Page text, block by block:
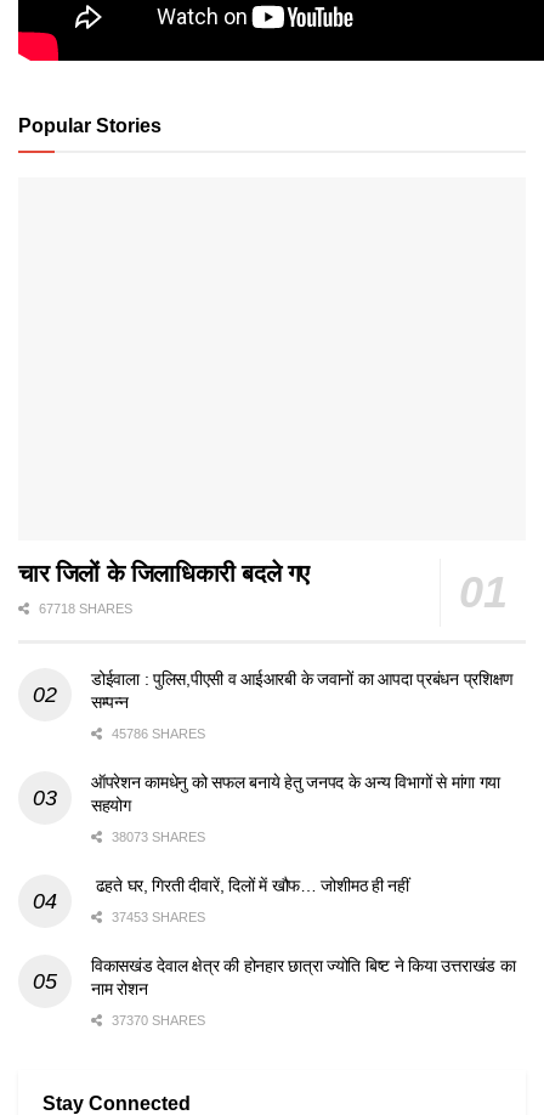
Popular Stories
चार जिलों के जिलाधिकारी बदले गए
67718 SHARES
डोईवाला : पुलिस,पीएसी व आईआरबी के जवानों का आपदा प्रबंधन प्रशिक्षण
सम्पन्न
45786 SHARES
ऑपरेशन कामधेनु को सफल बनाये हेतु जनपद के अन्य विभागों से मांगा गया
सहयोग
38073 SHARES
ढहते घर, गिरती दीवारें, दिलों में खौफ… जोशीमठ ही नहीं
37453 SHARES
विकासखंड देवाल क्षेत्र की होनहार छात्रा ज्योति बिष्ट ने किया उत्तराखंड का
नाम रोशन
37370 SHARES
Stay Connected